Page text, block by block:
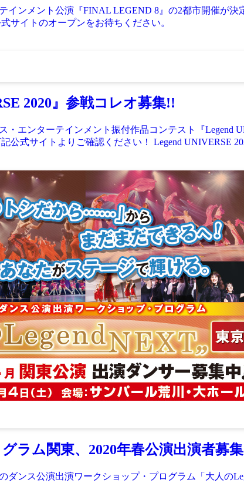
インメント公演『FINAL LEGEND 8』の2都市開催が
サイトのオープンをお待ちください。
2020』参戦コレオ募集!!
・エンターテインメント振付作品コンテスト『
公式サイトよりご確認ください！ Legend UNIVERSE
ラム関東、2020年春公演出演者募集
ダンス公演出演ワークショップ・プログラム「大人の